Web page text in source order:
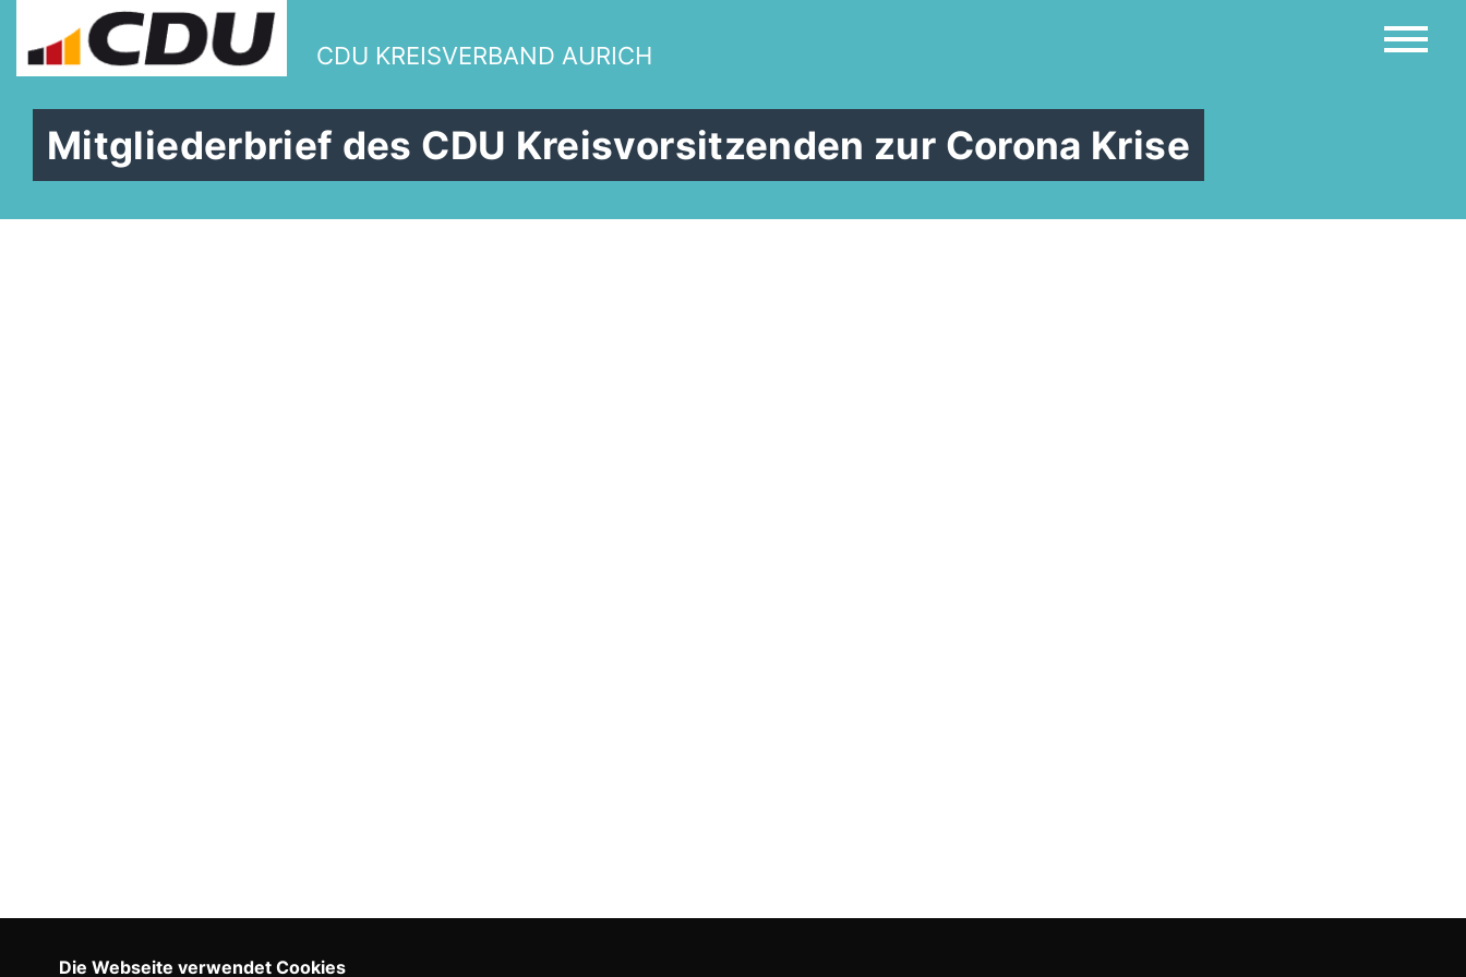
CDU KREISVERBAND AURICH
Mitgliederbrief des CDU Kreisvorsitzenden zur Corona Krise
Die Webseite verwendet Cookies